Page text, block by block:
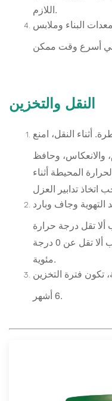
البناء وملابس
النقل والتخزين
أثناء النقل، امنع
والانعكاس، وحافظ
المحيطة أثناء
وجاف وبارد
تقل درجة حرارة
تكون فترة التخزين